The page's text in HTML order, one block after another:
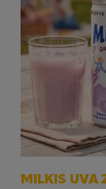
MILKIS UVA